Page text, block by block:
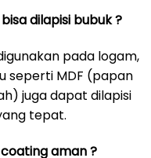
dilapisi bubuk ?
pada logam,
seperti MDF (papan
juga dapat dilapisi
tepat.
aman ?